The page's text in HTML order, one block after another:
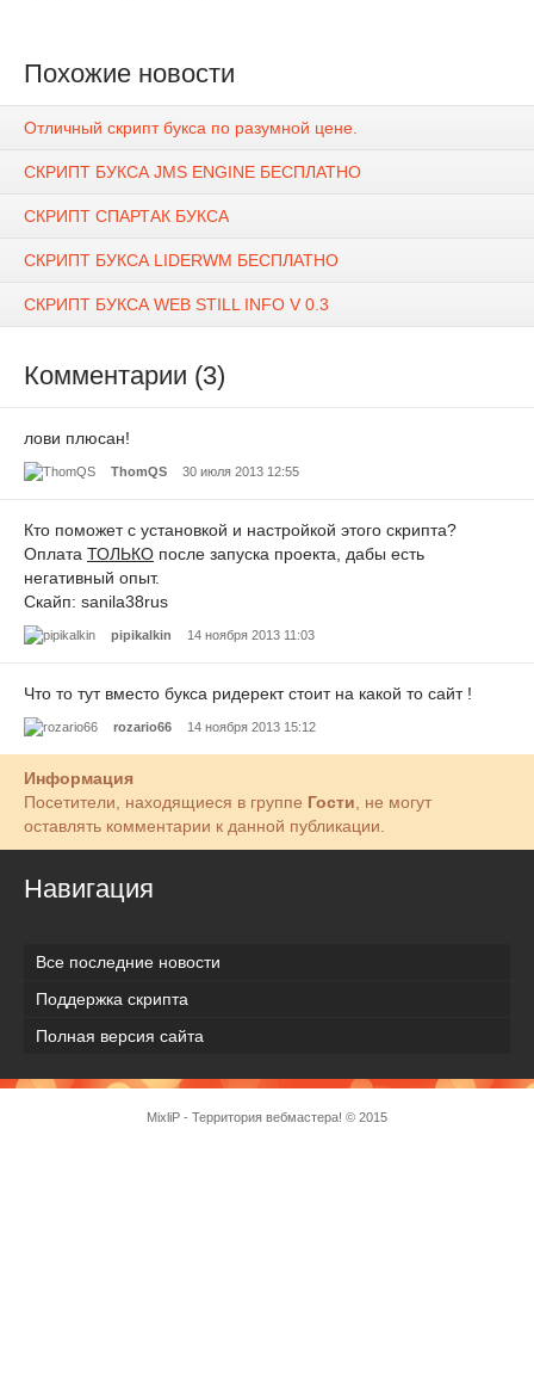
Похожие новости
Отличный скрипт букса по разумной цене.
СКРИПТ БУКСА JMS ENGINE БЕСПЛАТНО
СКРИПТ СПАРТАК БУКСА
СКРИПТ БУКСА LIDERWM БЕСПЛАТНО
СКРИПТ БУКСА WEB STILL INFO V 0.3
Комментарии (3)
лови плюсан!
ThomQS 30 июля 2013 12:55
Кто поможет с установкой и настройкой этого скрипта?
Оплата ТОЛЬКО после запуска проекта, дабы есть
негативный опыт.
Скайп: sanila38rus
pipikalkin 14 ноября 2013 11:03
Что то тут вместо букса ридерект стоит на какой то сайт !
rozario66 14 ноября 2013 15:12
Информация
Посетители, находящиеся в группе Гости , не могут
оставлять комментарии к данной публикации.
Навигация
Все последние новости
Поддержка скрипта
Полная версия сайта
MixliP - Территория вебмастера! © 2015